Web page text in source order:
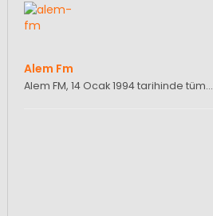
Alem Fm
Alem FM, 14 Ocak 1994 tarihinde tüm…